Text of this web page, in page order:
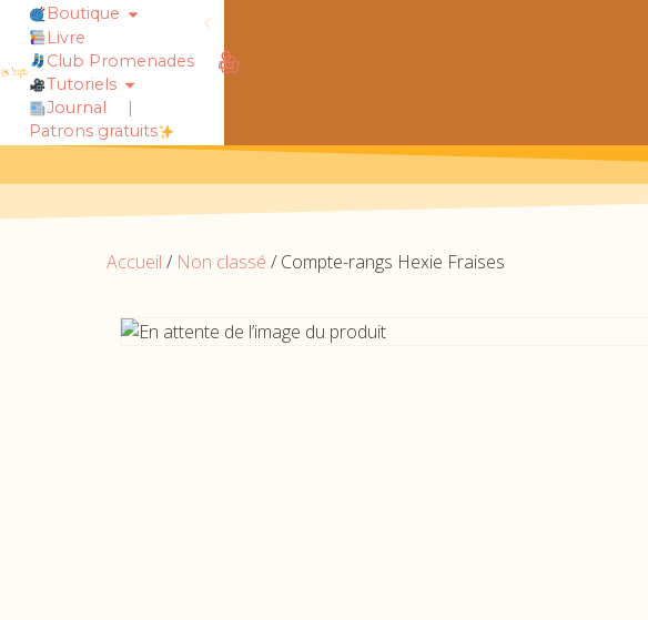
obtiens 20% de réduction sur ton prochain achat de
Boutique
Livre
Club Promenades
Tutoriels
Journal
|
Patrons gratuits
Accueil / Non classé / Compte-rangs Hexie Fraises